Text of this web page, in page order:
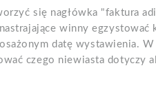
się nagłówka "faktura
winny egzystować
datę wystawienia.
czego niewiasta dotyczy